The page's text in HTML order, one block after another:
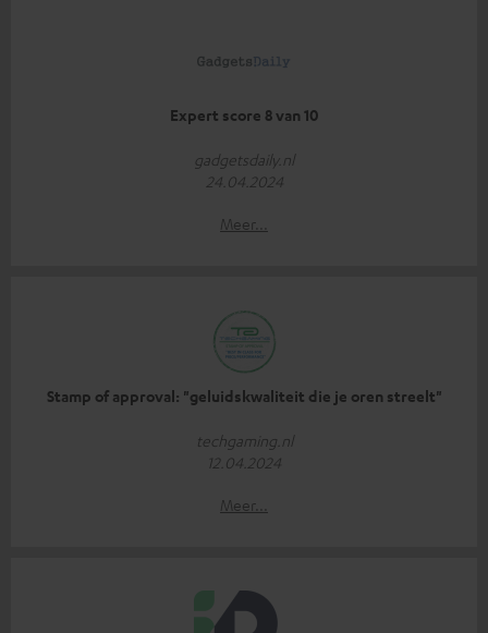
Expert score 8 van 10
gadgetsdaily.nl
24.04.2024
Meer...
Stamp of approval: "geluidskwaliteit die je oren streelt"
techgaming.nl
12.04.2024
Meer...